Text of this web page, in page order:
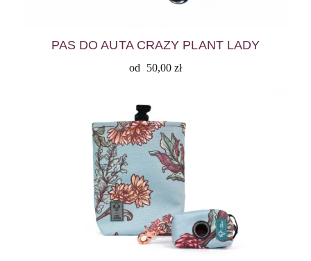
PAS DO AUTA CRAZY PLANT LADY
od 50,00 zł